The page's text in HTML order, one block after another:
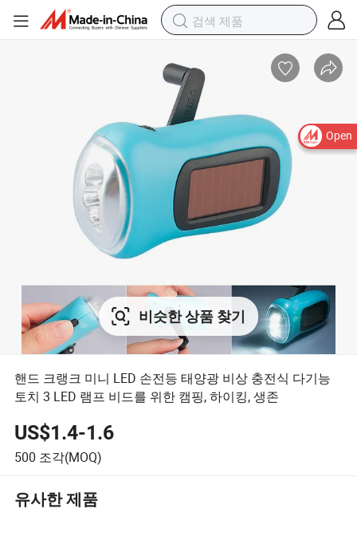
Open
비슷한 상품 찾기
핸드 크랭크 미니 LED 손전등 태양광 비상 충전식 다기능
토치 3 LED 램프 비드를 위한 캠핑, 하이킹, 생존
US$1.4-1.6
500 조각(MOQ)
유사한 제품